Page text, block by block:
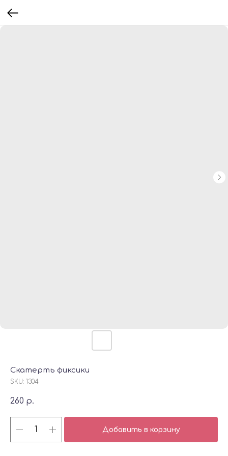
Скатерть фиксики
SKU: 1304
260 р.
Добавить в корзину